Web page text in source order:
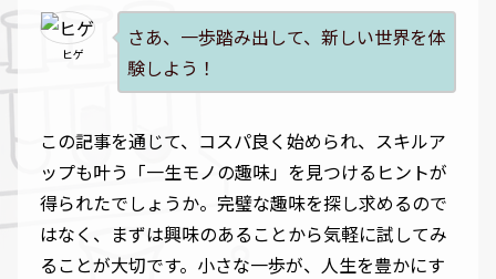
ヒゲ
さあ、一歩踏み出して、新しい世界を体
験しよう！
この記事を通じて、コスパ良く始められ、スキルア
ップも叶う「一生モノの趣味」を見つけるヒントが
得られたでしょうか。完璧な趣味を探し求めるので
はなく、まずは興味のあることから気軽に試してみ
ることが大切です。小さな一歩が、人生を豊かにす